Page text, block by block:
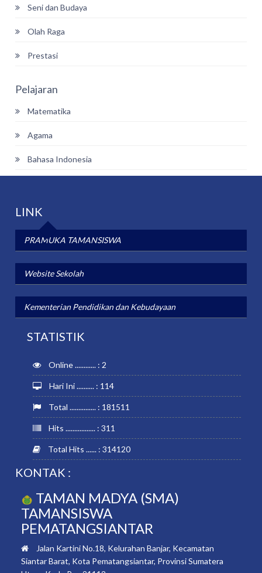
Seni dan Budaya
Olah Raga
Prestasi
Pelajaran
Matematika
Agama
Bahasa Indonesia
LINK
PRAMUKA TAMANSISWA
Website Sekolah
Kementerian Pendidikan dan Kebudayaan
STATISTIK
Online ............ : 2
Hari Ini .......... : 114
Total ............... : 181511
Hits ................. : 311
Total Hits ...... : 314120
KONTAK :
TAMAN MADYA (SMA)
TAMANSISWA
PEMATANGSIANTAR
Jalan Kartini No.18, Kelurahan Banjar, Kecamatan
Siantar Barat, Kota Pematangsiantar, Provinsi Sumatera